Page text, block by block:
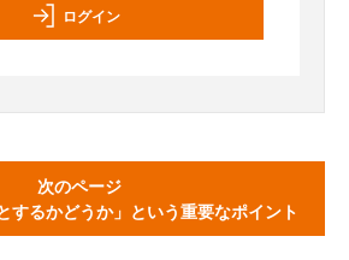
ログイン
次のページ
するかどうか」という重要なポイント